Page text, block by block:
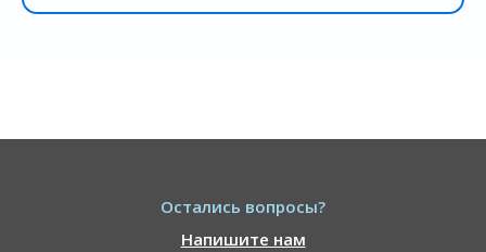
Остались вопросы?
Напишите нам